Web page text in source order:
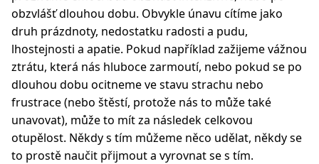
obzvlášť dlouhou dobu. Obvykle únavu cítíme jako
druh prázdnoty, nedostatku radosti a pudu,
lhostejnosti a apatie. Pokud například zažijeme vážnou
ztrátu, která nás hluboce zarmoutí, nebo pokud se po
dlouhou dobu ocitneme ve stavu strachu nebo
frustrace (nebo štěstí, protože nás to může také
unavovat), může to mít za následek celkovou
otupělost. Někdy s tím můžeme něco udělat, někdy se
to prostě naučit přijmout a vyrovnat se s tím.